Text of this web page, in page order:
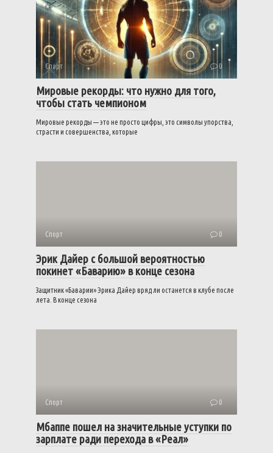
Спорт 0
Мировые рекорды: что нужно для того,
чтобы стать чемпионом
Мировые рекорды — это не просто цифры, это символы упорства,
страсти и совершенства, которые
Спорт 0
Эрик Дайер с большой вероятностью
покинет «Баварию» в конце сезона
Защитник «Баварии» Эрика Дайер вряд ли останется в клубе после
лета. В конце сезона
Спорт 0
Мбаппе пошел на значительные уступки по
зарплате ради перехода в «Реал»